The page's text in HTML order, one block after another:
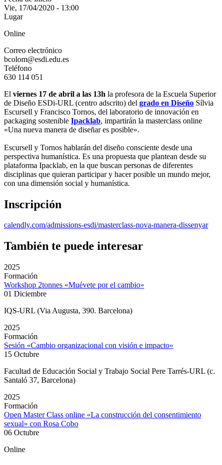
Vie, 17/04/2020 - 13:00
Lugar
Online
Correo electrónico
bcolom@esdi.edu.es
Teléfono
630 114 051
El viernes 17 de abril a las 13h la profesora de la Escuela Superior
de Diseño ESDi-URL (centro adscrito) del grado en Diseño Sílvia
Escursell y Francisco Tornos, del laboratorio de innovación en
packaging sostenible Ipacklab, impartirán la masterclass online
«Una nueva manera de diseñar es posible».
Escursell y Tornos hablarán del diseño consciente desde una
perspectiva humanística. Es una propuesta que plantean desde su
plataforma Ipacklab, en la que buscan personas de diferentes
disciplinas que quieran participar y hacer posible un mundo mejor,
con una dimensión social y humanística.
Inscripción
calendly.com/admissions-esdi/masterclass-nova-manera-dissenyar
También te puede interesar
2025
Formación
Workshop 2tonnes «Muévete por el cambio»
01 Diciembre
IQS-URL (Via Augusta, 390. Barcelona)
2025
Formación
Sesión «Cambio organizacional con visión e impacto»
15 Octubre
Facultad de Educación Social y Trabajo Social Pere Tarrés-URL (c.
Santaló 37, Barcelona)
2025
Formación
Open Master Class online «La construcción del consentimiento
sexual» con Rosa Cobo
06 Octubre
Online